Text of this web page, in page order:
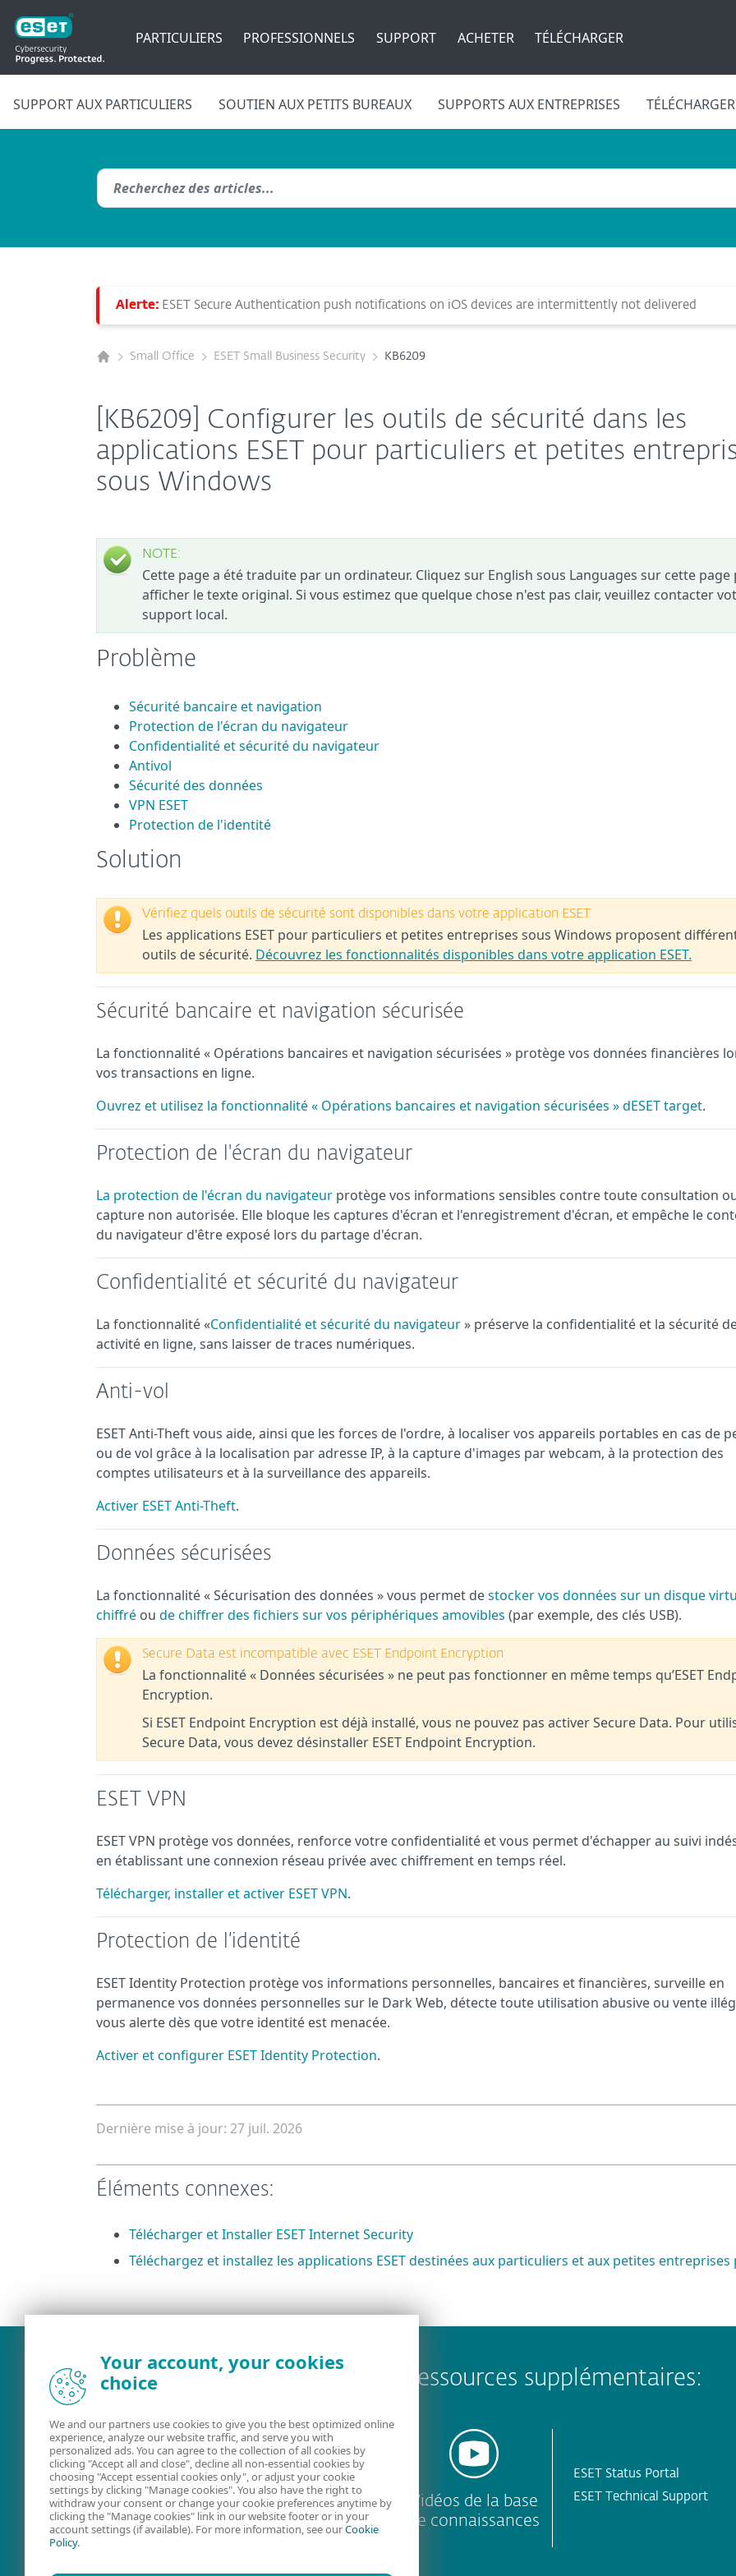
PARTICULIERS PROFESSIONNELS SUPPORT ACHETER TÉLÉCHARGER
SUPPORT AUX PARTICULIERS SOUTIEN AUX PETITS BUREAUX SUPPORTS AUX ENTREPRISES TÉLÉCHARGER
Alerte: ESET Secure Authentication push notifications on iOS devices are intermittently not delivered
Small Office ESET Small Business Security KB6209
[KB6209] Configurer les outils de sécurité dans les
applications ESET pour particuliers et petites
sous Windows
NOTE:
Cette page a été traduite par un ordinateur. Cliquez sur English sous Languages sur cette page
afficher le texte original. Si vous estimez que quelque chose n'est pas clair, veuillez contacter
support local.
Problème
Sécurité bancaire et navigation
Protection de l'écran du navigateur
Confidentialité et sécurité du navigateur
Antivol
Sécurité des données
VPN ESET
Protection de l'identité
Solution
Vérifiez quels outils de sécurité sont disponibles dans votre application ESET
Les applications ESET pour particuliers et petites entreprises sous Windows proposent
outils de sécurité. Découvrez les fonctionnalités disponibles dans votre application ESET.
Sécurité bancaire et navigation sécurisée
La fonctionnalité « Opérations bancaires et navigation sécurisées » protège vos données financières
vos transactions en ligne.
Ouvrez et utilisez la fonctionnalité « Opérations bancaires et navigation sécurisées » dESET target.
Protection de l'écran du navigateur
La protection de l'écran du navigateur protège vos informations sensibles contre toute consultation
capture non autorisée. Elle bloque les captures d'écran et l'enregistrement d'écran, et empêche le
du navigateur d'être exposé lors du partage d'écran.
Confidentialité et sécurité du navigateur
La fonctionnalité «Confidentialité et sécurité du navigateur» préserve la confidentialité et la sécurité
activité en ligne, sans laisser de traces numériques.
Anti-vol
ESET Anti-Theft vous aide, ainsi que les forces de l'ordre, à localiser vos appareils portables en cas de
ou de vol grâce à la localisation par adresse IP, à la capture d'images par webcam, à la protection des
comptes utilisateurs et à la surveillance des appareils.
Activer ESET Anti-Theft.
Données sécurisées
La fonctionnalité « Sécurisation des données » vous permet destocker vos données sur un disque
chiffré ou de chiffrer des fichiers sur vos périphériques amovibles (par exemple, des clés USB).
Secure Data est incompatible avec ESET Endpoint Encryption
La fonctionnalité « Données sécurisées » ne peut pas fonctionner en même temps qu’ESET
Encryption.
Si ESET Endpoint Encryption est déjà installé, vous ne pouvez pas activer Secure Data. Pour
Secure Data, vous devez désinstaller ESET Endpoint Encryption.
ESET VPN
ESET VPN protège vos données, renforce votre confidentialité et vous permet d'échapper au suivi
en établissant une connexion réseau privée avec chiffrement en temps réel.
Télécharger, installer et activer ESET VPN.
Protection de l’identité
ESET Identity Protection protège vos informations personnelles, bancaires et financières, surveille en
permanence vos données personnelles sur le Dark Web, détecte toute utilisation abusive ou vente
vous alerte dès que votre identité est menacée.
Activer et configurer ESET Identity Protection.
Dernière mise à jour: 27 juil. 2026
Éléments connexes:
Télécharger et Installer ESET Internet Security
Téléchargez et installez les applications ESET destinées aux particuliers et aux petites
Ressources supplémentaires:
Aide en ligne Forum ESET
Vidéos de la base
de connaissances
ESET Status Portal
ESET Technical Support
Your account, your cookies
choice
We and our partners use cookies to give you the best optimized online
experience, analyze our website traffic, and serve you with
personalized ads. You can agree to the collection of all cookies by
clicking "Accept all and close", decline all non-essential cookies by
choosing "Accept essential cookies only", or adjust your cookie
settings by clicking "Manage cookies". You also have the right to
withdraw your consent or change your cookie preferences anytime by
clicking the "Manage cookies" link in our website footer or in your
account settings (if available). For more information, see ourCookie
Policy.